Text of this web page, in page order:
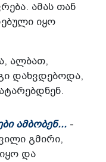
ამას თან
იყო
ალბათ,
დახვდებოდა,
ამბობენ... -
გმირი,
და